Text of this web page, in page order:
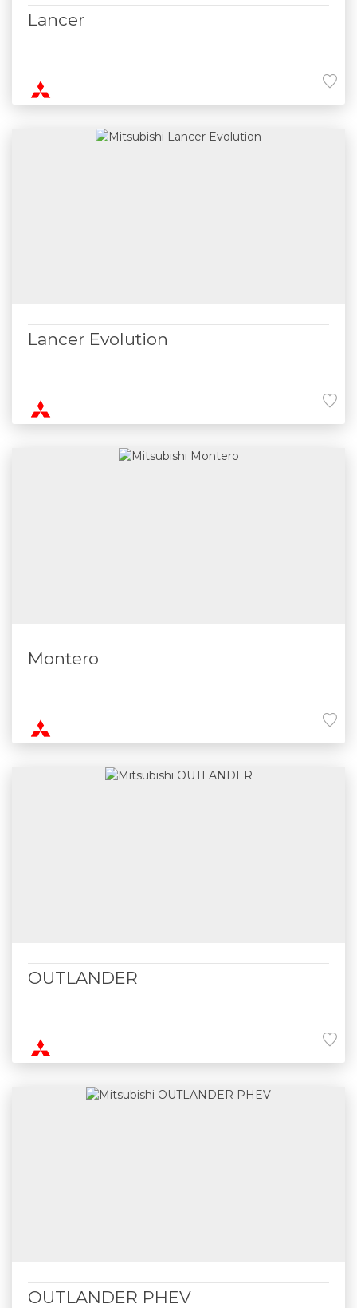
Lancer
Lancer Evolution
Montero
OUTLANDER
OUTLANDER PHEV